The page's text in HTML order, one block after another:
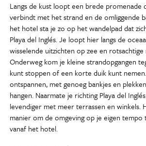
Langs de kust loopt een brede promenade
verbindt met het strand en de omliggende
het hotel sta je zo op het wandelpad dat
Playa del Inglés. Je loopt hier langs de
wisselende uitzichten op zee en rotsachtige
Onderweg kom je kleine strandopgangen
kunt stoppen of een korte duik kunt
ontspannen, met genoeg bankjes en
hangen. Naarmate je richting Playa del
levendiger met meer terrassen en winkels.
manier om de omgeving op je eigen
vanaf het hotel.